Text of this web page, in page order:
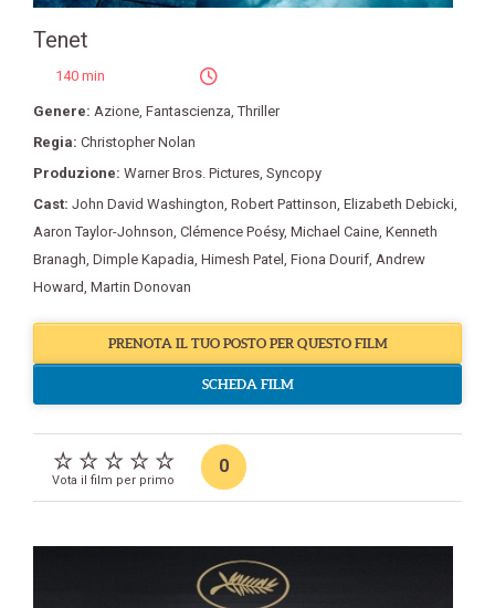
Tenet
140 min
Genere: Azione Fantascienza ,Thriller
Regia: Christopher Nolan
Produzione: Warner Bros. Pictures Syncopy
Cast: John David Washington Robert Pattinson Elizabeth Debicki
Aaron Taylor-Johnson Clémence Poésy, Michael Caine Kenneth
Branagh Dimple Kapadia Himesh Patel Fiona Dourif Andrew
Howard Martin Donovan
PRENOTA IL TUO POSTO PER QUESTO FILM
SCHEDA FILM
Vota il film per primo
0